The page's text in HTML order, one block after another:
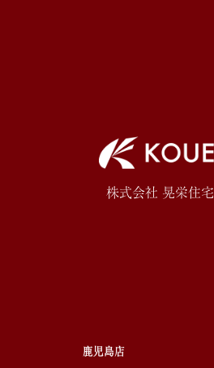
株式会社 晃栄住宅
鹿児島店